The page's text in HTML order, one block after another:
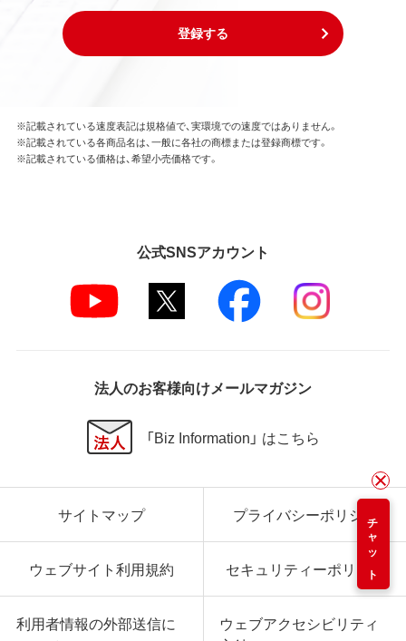
登録する
チャット
※記載されている速度表記は規格値で、実環境での速度ではありません。
※記載されている各商品名は、一般に各社の商標または登録商標です。
※記載されている価格は、希望小売価格です。
公式SNSアカウント
法人のお客様向けメールマガジン
「Biz Information」 はこちら
サイトマップ プライバシーポリシー
ウェブサイト利用規約 セキュリティーポリシー
利用者情報の外部送信に
ウェブアクセシビリティ